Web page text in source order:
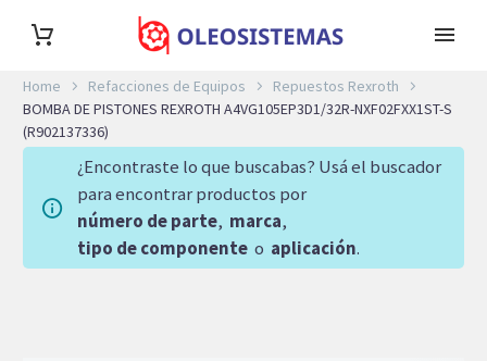
Home Refacciones de Equipos
Repuestos Rexroth
BOMBA DE PISTONES REXROTH A4VG105EP3D1/32R-NXF02FXX1ST-S
(R902137336)
¿Encontraste lo que buscabas? Usá el buscador
para encontrar productos por
número de parte, marca,
tipo de componente o aplicación.